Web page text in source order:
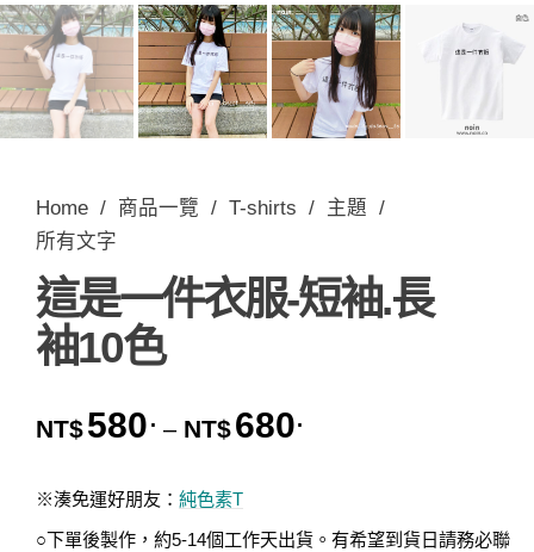
Home / 商品一覽 / T-shirts / 主題 /
所有文字
這是一件衣服-短袖.長
袖10色
NT$580 . – NT$680.
※湊免運好朋友： 純色素T
○下單後製作，約5-14個工作天出貨。有希望到貨日請務必聯